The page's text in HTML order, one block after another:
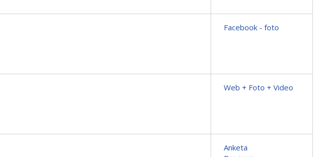
Facebook - foto
Web + Foto + Video
Anketa